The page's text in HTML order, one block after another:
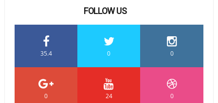
FOLLOW US
35.4 0 0
0 24 0